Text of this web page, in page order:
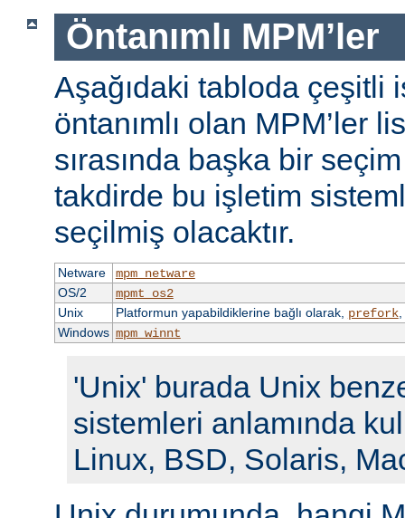
Öntanımlı MPM’ler
Aşağıdaki tabloda çeşitli
öntanımlı olan MPM’ler
sırasında başka bir seçim
takdirde bu işletim
seçilmiş olacaktır.
Netware
mpm_netware
OS/2
mpmt_os2
Unix
Platformun yapabildiklerine bağlı olarak, prefork,
Windows mpm_winnt
'Unix' burada Unix
sistemleri anlamında
Linux, BSD, Solaris,